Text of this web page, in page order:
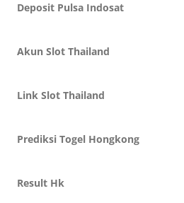
Deposit Pulsa Indosat
Akun Slot Thailand
Link Slot Thailand
Prediksi Togel Hongkong
Result Hk